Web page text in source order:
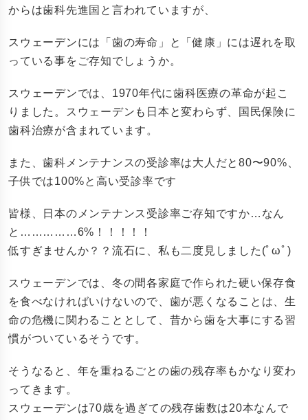
からは歯科先進国と言われていますが、
スウェーデンには「歯の寿命」と「健康」には遅れを取
っている事をご存知でしょうか。
スウェーデンでは、1970年代に歯科医療の革命が起こ
りました。スウェーデンも日本と変わらず、国民保険に
歯科治療が含まれています。
また、歯科メンテナンスの受診率は大人だと80〜90%、
子供では100%と高い受診率です
皆様、日本のメンテナンス受診率ご存知ですか…なん
と……………6%！！！！！
低すぎませんか？？流石に、私も二度見しました(ﾟωﾟ)
スウェーデンでは、冬の間各家庭で作られた硬い保存食
を食べなければいけないので、歯が悪くなることは、生
命の危機に関わることとして、昔から歯を大事にする習
慣がついているそうです。
そうなると、年を重ねるごとの歯の残存率もかなり変わ
ってきます。
スウェーデンは70歳を過ぎての残存歯数は20本なんで